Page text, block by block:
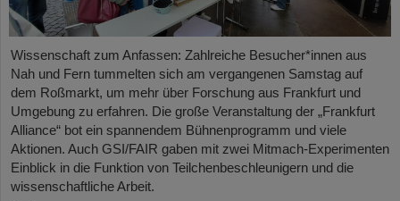
Wissenschaft zum Anfassen: Zahlreiche Besucher*innen aus
Nah und Fern tummelten sich am vergangenen Samstag auf
dem Roßmarkt, um mehr über Forschung aus Frankfurt und
Umgebung zu erfahren. Die große Veranstaltung der „Frankfurt
Alliance“ bot ein spannendem Bühnenprogramm und viele
Aktionen. Auch GSI/FAIR gaben mit zwei Mitmach-Experimenten
Einblick in die Funktion von Teilchenbeschleunigern und die
wissenschaftliche Arbeit.